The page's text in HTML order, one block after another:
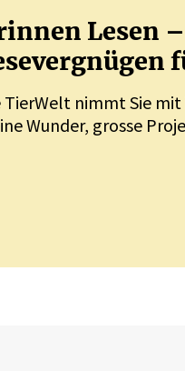
Lesen
TierWelt nimmt Sie
Wunder, grosse